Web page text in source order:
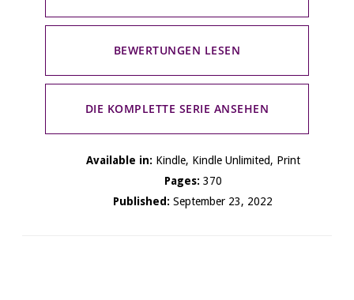
BEWERTUNGEN LESEN
DIE KOMPLETTE SERIE ANSEHEN
Available in: Kindle, Kindle Unlimited, Print
Pages: 370
Published: September 23, 2022